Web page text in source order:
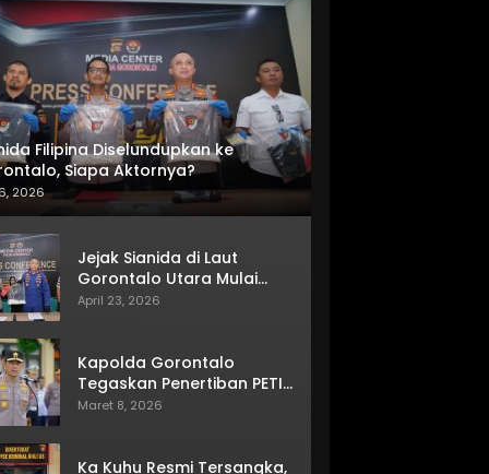
Filipina Diselundupkan ke
Siapa Aktornya?
2026
Jejak Sianida di Laut
Gorontalo Utara Mulai
Terkuak
April 23, 2026
Kapolda Gorontalo
Tegaskan Penertiban PETI
Terus Berjalan
Maret 8, 2026
Ka Kuhu Resmi Tersangka,